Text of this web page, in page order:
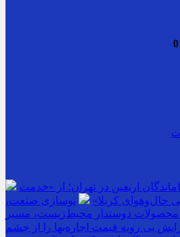
0
اربعین در تهران؛ از «خدمت
حال‌وهوای کربلا»
نوسازی صنعت،
محصولات دوستدار محیط‌زیست، مسیر
بی رویه قیمت اجاره‌بها را از چشم